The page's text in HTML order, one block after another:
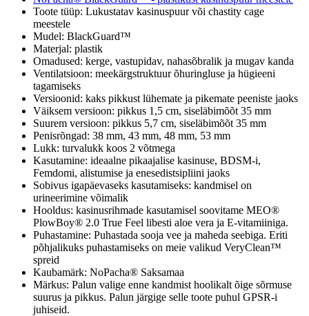
Toote tüüp: Lukustatav kasinuspuur või chastity cage
meestele
Mudel: BlackGuard™
Materjal: plastik
Omadused: kerge, vastupidav, nahasõbralik ja mugav kanda
Ventilatsioon: meekärgstruktuur õhuringluse ja hügieeni
tagamiseks
Versioonid: kaks pikkust lühemate ja pikemate peeniste jaoks
Väiksem versioon: pikkus 1,5 cm, siseläbimõõt 35 mm
Suurem versioon: pikkus 5,7 cm, siseläbimõõt 35 mm
Penisrõngad: 38 mm, 43 mm, 48 mm, 53 mm
Lukk: turvalukk koos 2 võtmega
Kasutamine: ideaalne pikaajalise kasinuse, BDSM-i,
Femdomi, alistumise ja enesedistsipliini jaoks
Sobivus igapäevaseks kasutamiseks: kandmisel on
urineerimine võimalik
Hooldus: kasinusrihmade kasutamisel soovitame MEO®
PlowBoy® 2.0 True Feel libesti aloe vera ja E-vitamiiniga.
Puhastamine: Puhastada sooja vee ja maheda seebiga. Eriti
põhjalikuks puhastamiseks on meie valikud VeryClean™
spreid
Kaubamärk: NoPacha® Saksamaa
Märkus: Palun valige enne kandmist hoolikalt õige sõrmuse
suurus ja pikkus. Palun järgige selle toote puhul GPSR-i
juhiseid.